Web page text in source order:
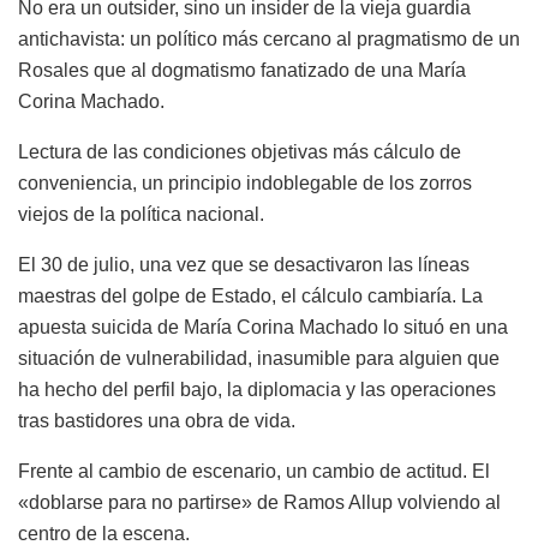
No era un outsider, sino un insider de la vieja guardia
antichavista: un político más cercano al pragmatismo de un
Rosales que al dogmatismo fanatizado de una María
Corina Machado.
Lectura de las condiciones objetivas más cálculo de
conveniencia, un principio indoblegable de los zorros
viejos de la política nacional.
El 30 de julio, una vez que se desactivaron las líneas
maestras del golpe de Estado, el cálculo cambiaría. La
apuesta suicida de María Corina Machado lo situó en una
situación de vulnerabilidad, inasumible para alguien que
ha hecho del perfil bajo, la diplomacia y las operaciones
tras bastidores una obra de vida.
Frente al cambio de escenario, un cambio de actitud. El
«doblarse para no partirse» de Ramos Allup volviendo al
centro de la escena.